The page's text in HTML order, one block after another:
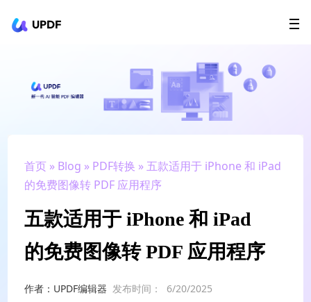
UPDF
AI Agents
政企采购
升级会员
首页 » Blog » PDF转换 » 五款适用于 iPhone 和 iPad
的免费图像转 PDF 应用程序
五款适用于 iPhone 和 iPad
的免费图像转 PDF 应用程序
作者：UPDF编辑器 发布时间： 6/20/2025